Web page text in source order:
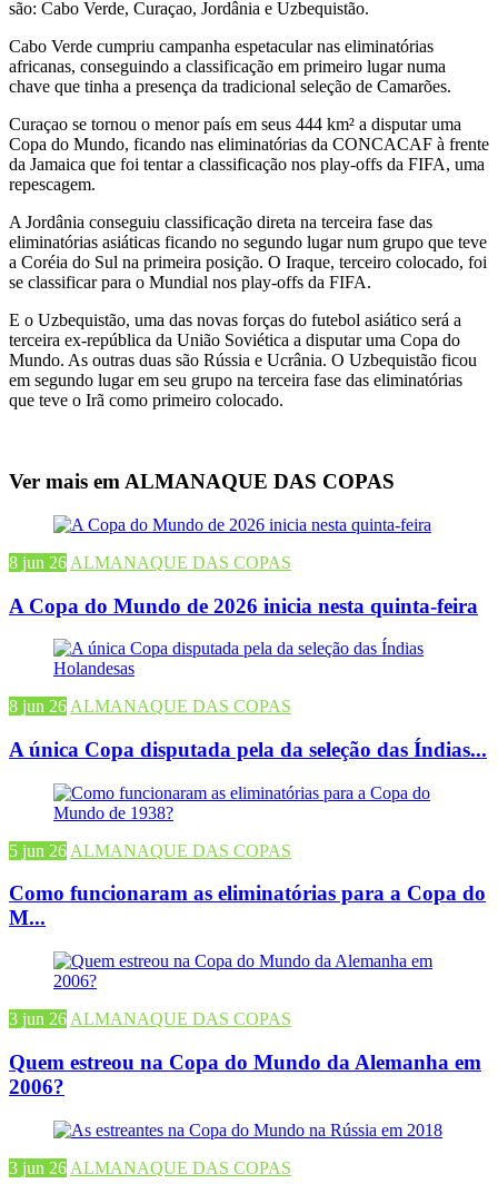
são: Cabo Verde, Curaçao, Jordânia e Uzbequistão.
Cabo Verde cumpriu campanha espetacular nas eliminatórias
africanas, conseguindo a classificação em primeiro lugar numa
chave que tinha a presença da tradicional seleção de Camarões.
Curaçao se tornou o menor país em seus 444 km² a disputar uma
Copa do Mundo, ficando nas eliminatórias da CONCACAF à frente
da Jamaica que foi tentar a classificação nos play-offs da FIFA, uma
repescagem.
A Jordânia conseguiu classificação direta na terceira fase das
eliminatórias asiáticas ficando no segundo lugar num grupo que teve
a Coréia do Sul na primeira posição. O Iraque, terceiro colocado, foi
se classificar para o Mundial nos play-offs da FIFA.
E o Uzbequistão, uma das novas forças do futebol asiático será a
terceira ex-república da União Soviética a disputar uma Copa do
Mundo. As outras duas são Rússia e Ucrânia. O Uzbequistão ficou
em segundo lugar em seu grupo na terceira fase das eliminatórias
que teve o Irã como primeiro colocado.
Ver mais em ALMANAQUE DAS COPAS
8 jun 26 ALMANAQUE DAS COPAS
A Copa do Mundo de 2026 inicia nesta quinta-feira
8 jun 26 ALMANAQUE DAS COPAS
A única Copa disputada pela da seleção das Índias...
5 jun 26 ALMANAQUE DAS COPAS
Como funcionaram as eliminatórias para a Copa do
M...
3 jun 26 ALMANAQUE DAS COPAS
Quem estreou na Copa do Mundo da Alemanha em
2006?
3 jun 26 ALMANAQUE DAS COPAS